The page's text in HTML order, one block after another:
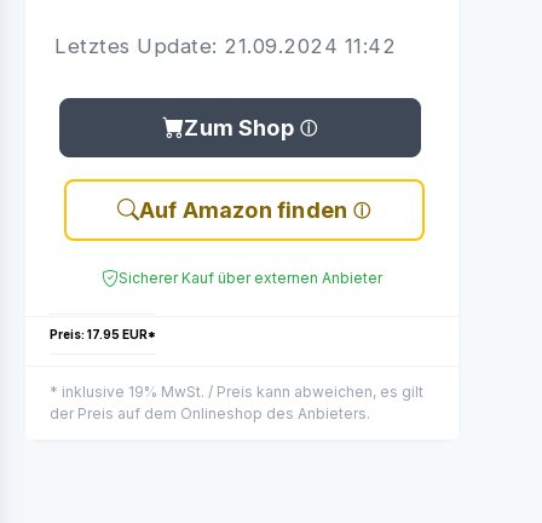
Letztes Update: 21.09.2024 11:42
Zum Shop
Auf Amazon finden
Sicherer Kauf über externen Anbieter
Preis: 17.95 EUR*
* inklusive 19% MwSt. / Preis kann abweichen, es gilt
der Preis auf dem Onlineshop des Anbieters.